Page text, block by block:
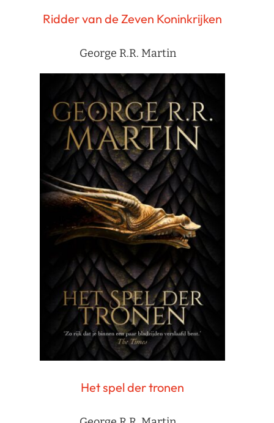
Ridder van de Zeven Koninkrijken
George R.R. Martin
Het spel der tronen